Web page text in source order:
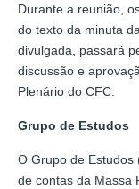
Durante a reunião,
do texto da minuta
divulgada, passará
discussão e
Plenário do CFC.
Grupo de Estudos
O Grupo de
de contas da Massa